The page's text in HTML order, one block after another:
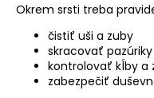
Okrem srsti treba
čistiť uši a zuby
skracovať pazúriky
kontrolovať kĺby a
zabezpečiť